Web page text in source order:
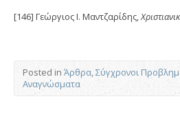
[146] Γεώργιος Ι. Μαντζαρίδης,
Posted in Άρθρα,Σύγχρονοι
Αναγνώσματα